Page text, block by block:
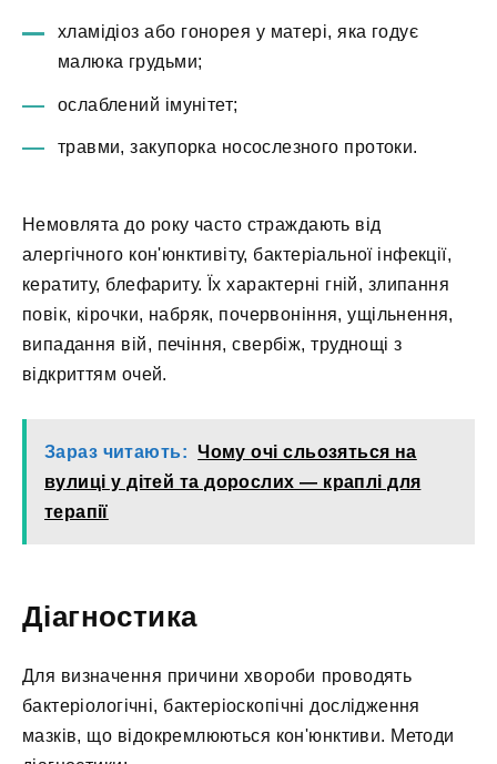
хламідіоз або гонорея у матері, яка годує
малюка грудьми;
ослаблений імунітет;
травми, закупорка носослезного протоки.
Немовлята до року часто страждають від
алергічного кон'юнктивіту, бактеріальної інфекції,
кератиту, блефариту. Їх характерні гній, злипання
повік, кірочки, набряк, почервоніння, ущільнення,
випадання вій, печіння, свербіж, труднощі з
відкриттям очей.
Зараз читають: Чому очі сльозяться на
вулиці у дітей та дорослих — краплі для
терапії
Діагностика
Для визначення причини хвороби проводять
бактеріологічні, бактеріоскопічні дослідження
мазків, що відокремлюються кон'юнктиви. Методи